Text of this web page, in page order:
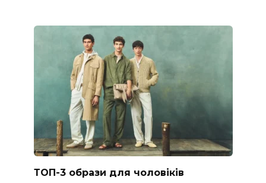
ТОП-3 образи для чоловіків